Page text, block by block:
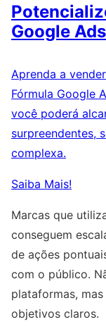
Google Ads
Aprenda a
Fórmula Google
você poderá
surpreendentes,
complexa.
Saiba Mais!
Marcas que
conseguem
de ações
com o público.
plataformas,
objetivos claros.